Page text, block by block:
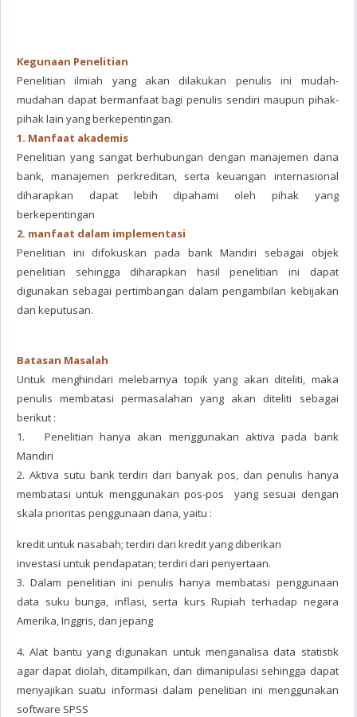
Kegunaan Penelitian
Penelitian ilmiah yang akan dilakukan penulis ini mudah-
mudahan dapat bermanfaat bagi penulis sendiri maupun pihak-
pihak lain yang berkepentingan.
1. Manfaat akademis
Penelitian yang sangat berhubungan dengan manajemen dana
bank, manajemen perkreditan, serta keuangan internasional
diharapkan dapat lebih dipahami oleh pihak yang
berkepentingan
2. manfaat dalam implementasi
Penelitian ini difokuskan pada bank Mandiri sebagai objek
penelitian sehingga diharapkan hasil penelitian ini dapat
digunakan sebagai pertimbangan dalam pengambilan kebijakan
dan keputusan.
Batasan Masalah
Untuk menghindari melebarnya topik yang akan diteliti, maka
penulis membatasi permasalahan yang akan diteliti sebagai
berikut :
1. Penelitian hanya akan menggunakan aktiva pada bank
Mandiri
2. Aktiva sutu bank terdiri dari banyak pos, dan penulis hanya
membatasi untuk menggunakan pos-pos yang sesuai dengan
skala prioritas penggunaan dana, yaitu :
kredit untuk nasabah; terdiri dari kredit yang diberikan
investasi untuk pendapatan; terdiri dari penyertaan.
3. Dalam penelitian ini penulis hanya membatasi penggunaan
data suku bunga, inflasi, serta kurs Rupiah terhadap negara
Amerika, Inggris, dan jepang
4. Alat bantu yang digunakan untuk menganalisa data statistik
agar dapat diolah, ditampilkan, dan dimanipulasi sehingga dapat
menyajikan suatu informasi dalam penelitian ini menggunakan
software SPSS